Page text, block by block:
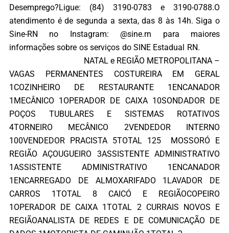
Desemprego?Ligue: (84) 3190-0783 e 3190-0788.O
atendimento é de segunda a sexta, das 8 às 14h. Siga o
Sine-RN no Instagram: @sine.rn para maiores
informações sobre os serviços do SINE Estadual RN.
NATAL e REGIÃO METROPOLITANA –
VAGAS PERMANENTES COSTUREIRA EM GERAL
1COZINHEIRO DE RESTAURANTE 1ENCANADOR
1MECÂNICO 1OPERADOR DE CAIXA 10SONDADOR DE
POÇOS TUBULARES E SISTEMAS ROTATIVOS
4TORNEIRO MECÂNICO 2VENDEDOR INTERNO
100VENDEDOR PRACISTA 5TOTAL 125 MOSSORÓ E
REGIÃO AÇOUGUEIRO 3ASSISTENTE ADMINISTRATIVO
1ASSISTENTE ADMINISTRATIVO 1ENCANADOR
1ENCARREGADO DE ALMOXARIFADO 1LAVADOR DE
CARROS 1TOTAL 8 CAICÓ E REGIÃOCOPEIRO
1OPERADOR DE CAIXA 1TOTAL 2 CURRAIS NOVOS E
REGIÃOANALISTA DE REDES E DE COMUNICAÇÃO DE